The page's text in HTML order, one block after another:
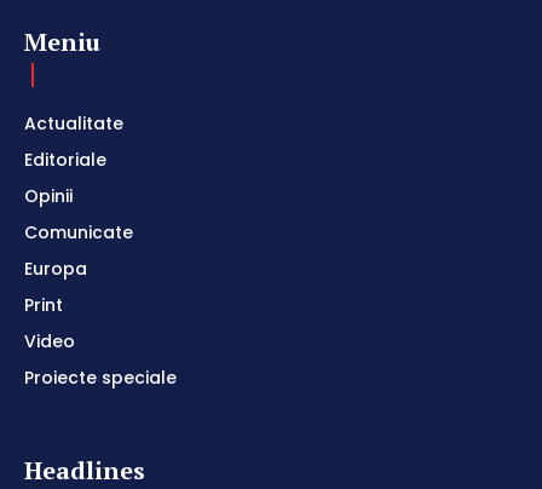
Meniu
Actualitate
Editoriale
Opinii
Comunicate
Europa
Print
Video
Proiecte speciale
Headlines